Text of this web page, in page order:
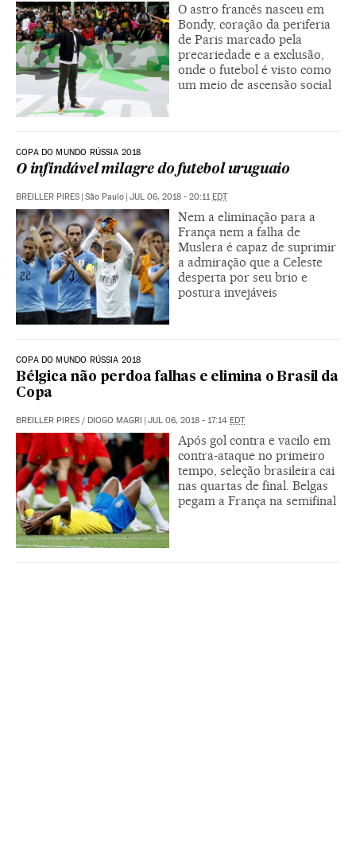
O astro francês nasceu em
Bondy, coração da periferia
de Paris marcado pela
precariedade e a exclusão,
onde o futebol é visto como
um meio de ascensão social
COPA DO MUNDO RÚSSIA 2018
O infindável milagre do futebol uruguaio
BREILLER PIRES | São Paulo | JUL 06, 2018 - 20:11 EDT
Nem a eliminação para a
França nem a falha de
Muslera é capaz de suprimir
a admiração que a Celeste
desperta por seu brio e
postura invejáveis
COPA DO MUNDO RÚSSIA 2018
Bélgica não perdoa falhas e elimina o Brasil da
Copa
BREILLER PIRES / DIOGO MAGRI | JUL 06, 2018 - 17:14 EDT
Após gol contra e vacilo em
contra-ataque no primeiro
tempo, seleção brasileira cai
nas quartas de final. Belgas
pegam a França na semifinal